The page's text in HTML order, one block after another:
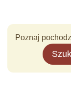
Poznaj